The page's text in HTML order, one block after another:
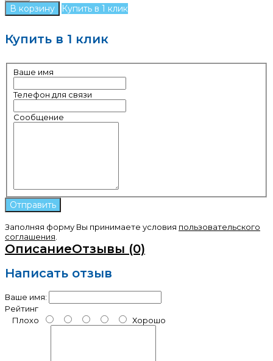
Купить в 1 клик
Купить в 1 клик
Ваше имя
Телефон для связи
Сообщение
Заполняя форму Вы принимаете условия пользовательского
соглашения
ОписаниеОтзывы (0)
Написать отзыв
Ваше имя:
Рейтинг
Плохо
Хорошо